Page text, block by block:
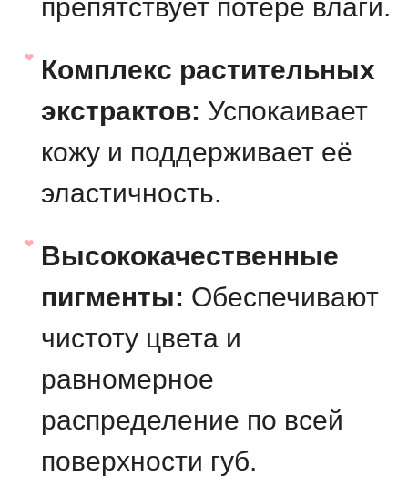
препятствует потере влаги.
Комплекс растительных
экстрактов: Успокаивает
кожу и поддерживает её
эластичность.
Высококачественные
пигменты: Обеспечивают
чистоту цвета и
равномерное
распределение по всей
поверхности губ.